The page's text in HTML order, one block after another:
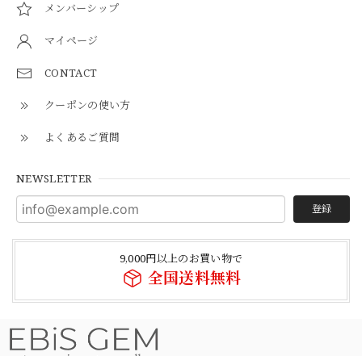
メンバーシップ
マイページ
CONTACT
クーポンの使い方
よくあるご質問
NEWSLETTER
登録
9,000円以上のお買い物で
全国送料無料